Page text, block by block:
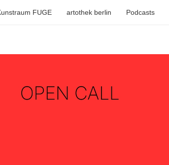
FUGE artothek berlin Podcasts